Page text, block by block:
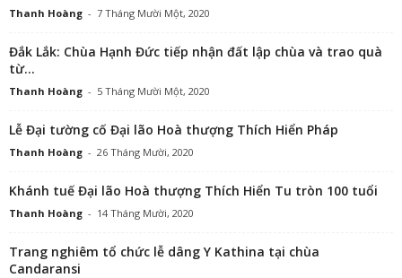
Thanh Hoàng - 7 Tháng Mười Một, 2020
Đắk Lắk: Chùa Hạnh Đức tiếp nhận đất lập chùa và trao quà
từ...
Thanh Hoàng - 5 Tháng Mười Một, 2020
Lễ Đại tường cố Đại lão Hoà thượng Thích Hiển Pháp
Thanh Hoàng - 26 Tháng Mười, 2020
Khánh tuế Đại lão Hoà thượng Thích Hiển Tu tròn 100 tuổi
Thanh Hoàng - 14 Tháng Mười, 2020
Trang nghiêm tổ chức lễ dâng Y Kathina tại chùa
Candaransi